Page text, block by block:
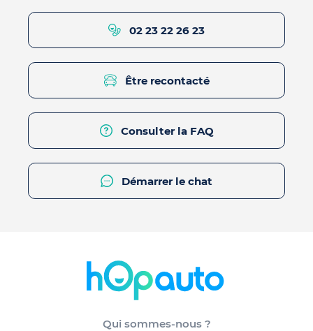
02 23 22 26 23
Être recontacté
Consulter la FAQ
Démarrer le chat
Qui sommes-nous ?